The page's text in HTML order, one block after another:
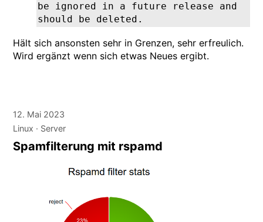
be ignored in a future release and
should be deleted.
Hält sich ansonsten sehr in Grenzen, sehr erfreulich.
Wird ergänzt wenn sich etwas Neues ergibt.
12. Mai 2023
Linux
Server
Spamfilterung mit rspamd